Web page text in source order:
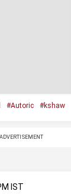
#Autoric #kshaw
ADVERTISEMENT
IST